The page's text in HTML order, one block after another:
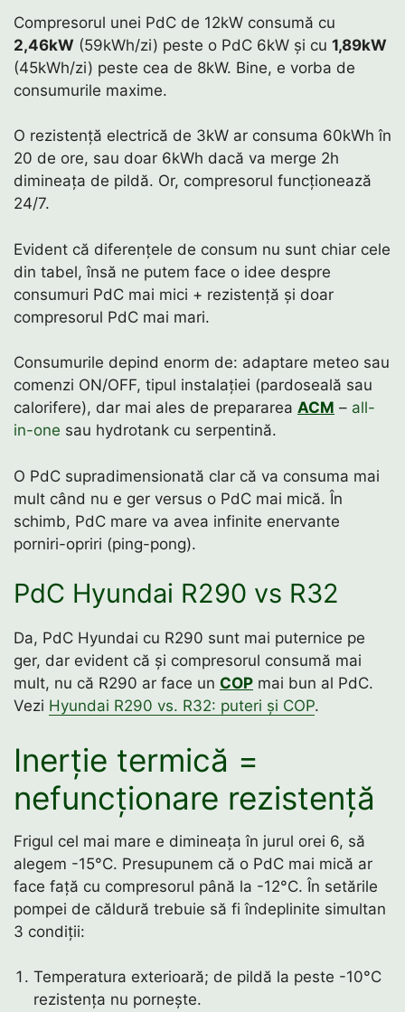
Compresorul unei PdC de 12kW consumă cu
2,46kW (59kWh/zi) peste o PdC 6kW și cu 1,89kW
(45kWh/zi) peste cea de 8kW. Bine, e vorba de
consumurile maxime.
O rezistență electrică de 3kW ar consuma 60kWh în
20 de ore, sau doar 6kWh dacă va merge 2h
dimineața de pildă. Or, compresorul funcționează
24/7.
Evident că diferențele de consum nu sunt chiar cele
din tabel, însă ne putem face o idee despre
consumuri PdC mai mici + rezistență și doar
compresorul PdC mai mari.
Consumurile depind enorm de: adaptare meteo sau
comenzi ON/OFF, tipul instalației (pardoseală sau
calorifere), dar mai ales de prepararea ACM – all-
in-one sau hydrotank cu serpentină.
O PdC supradimensionată clar că va consuma mai
mult când nu e ger versus o PdC mai mică. În
schimb, PdC mare va avea infinite enervante
porniri-opriri (ping-pong).
PdC Hyundai R290 vs R32
Da, PdC Hyundai cu R290 sunt mai puternice pe
ger, dar evident că și compresorul consumă mai
mult, nu că R290 ar face un COP mai bun al PdC.
Vezi Hyundai R290 vs. R32: puteri și COP.
Inerție termică =
nefuncționare rezistență
Frigul cel mai mare e dimineața în jurul orei 6, să
alegem -15°C. Presupunem că o PdC mai mică ar
face față cu compresorul până la -12°C. În setările
pompei de căldură trebuie să fi îndeplinite simultan
3 condiții:
Temperatura exterioară; de pildă la peste -10°C
rezistența nu pornește.